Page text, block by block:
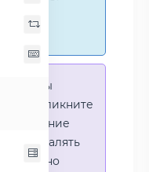
что-бы
- кликните
Выделение
удалять
наглядно